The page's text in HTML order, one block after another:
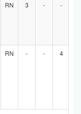
RN 3 - -
RN - - 4